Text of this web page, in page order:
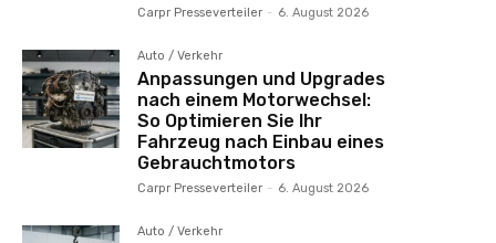
Carpr Presseverteiler - 6. August 2026
Auto / Verkehr
Anpassungen und Upgrades
nach einem Motorwechsel:
So Optimieren Sie Ihr
Fahrzeug nach Einbau eines
Gebrauchtmotors
Carpr Presseverteiler - 6. August 2026
Auto / Verkehr